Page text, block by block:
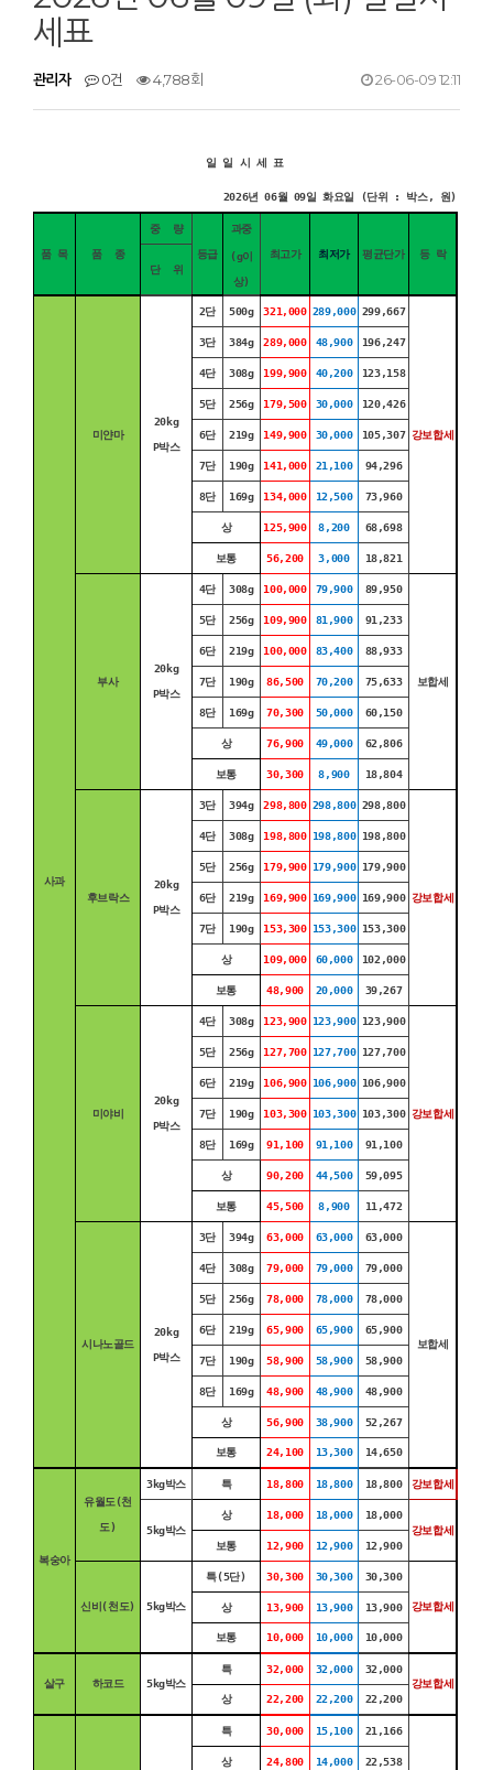
세표
관리자 0건 4,788회 26-06-09 12:11
일 일 시 세 표
2026년 06월 09일 화요일 (단위 : 박스, 원)
품 목 품 종
중 량
등급
과중
최고가 최저가 평균단가
등 락
단 위
(g이
상)
사과
미얀마
20kg
P박스
2단 500g 321,000 289,000 299,667
강보합세
3단 384g 289,000 48,900 196,247
4단 308g 199,900 40,200 123,158
5단 256g 179,500 30,000 120,426
6단 219g 149,900 30,000 105,307
7단 190g 141,000 21,100 94,296
8단 169g 134,000 12,500 73,960
상 125,900 8,200 68,698
보통 56,200 3,000 18,821
부사
20kg
P박스
4단 308g 100,000 79,900 89,950
보합세
5단 256g 109,900 81,900 91,233
6단 219g 100,000 83,400 88,933
7단 190g 86,500 70,200 75,633
8단 169g 70,300 50,000 60,150
상 76,900 49,000 62,806
보통 30,300 8,900 18,804
후브락스
20kg
P박스
3단 394g 298,800 298,800 298,800
강보합세
4단 308g 198,800 198,800 198,800
5단 256g 179,900 179,900 179,900
6단 219g 169,900 169,900 169,900
7단 190g 153,300 153,300 153,300
상 109,000 60,000 102,000
보통 48,900 20,000 39,267
미야비
20kg
P박스
4단 308g 123,900 123,900 123,900
강보합세
5단 256g 127,700 127,700 127,700
6단 219g 106,900 106,900 106,900
7단 190g 103,300 103,300 103,300
8단 169g 91,100 91,100 91,100
상 90,200 44,500 59,095
보통 45,500 8,900 11,472
시나노골드
20kg
P박스
3단 394g 63,000 63,000 63,000
보합세
4단 308g 79,000 79,000 79,000
5단 256g 78,000 78,000 78,000
6단 219g 65,900 65,900 65,900
7단 190g 58,900 58,900 58,900
8단 169g 48,900 48,900 48,900
상 56,900 38,900 52,267
보통 24,100 13,300 14,650
복숭아
유월도(천
도)
3kg박스 특 18,800 18,800 18,800 강보합세
5kg박스
상 18,000 18,000
18,000
강보합세
보통
12,900 12,900 12,900
신비(천도) 5kg박스
특(5단) 30,300 30,300 30,300
강보합세
상 13,900 13,900 13,900
보통 10,000 10,000 10,000
살구 하코드 5kg박스
특 32,000 32,000
32,000
강보합세
상
22,200 22,200 22,200
특 30,000 15,100 21,166
상 24,800 14,000 22,538